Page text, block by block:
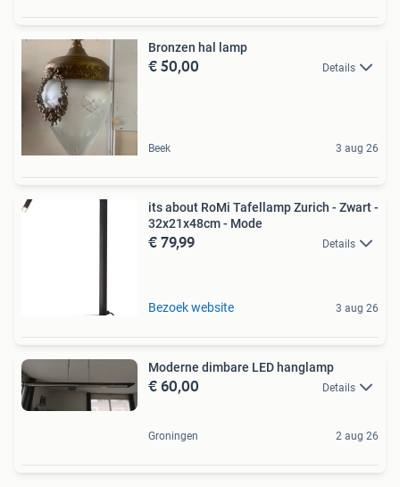
Bronzen hal lamp
€ 50,00 Details
Beek 3 aug 26
its about RoMi Tafellamp Zurich - Zwart -
32x21x48cm - Mode
€ 79,99 Details
Bezoek website 3 aug 26
Moderne dimbare LED hanglamp
€ 60,00 Details
Groningen 2 aug 26